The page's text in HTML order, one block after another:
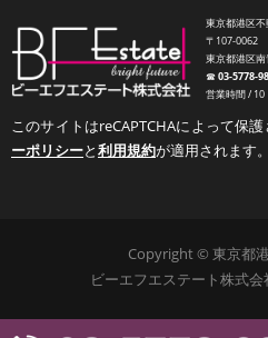
東京都港区
〒107-0062
東京都港区
☎︎03-5778-
営業時間 /
このサイトはreCAPTCHAによって保
ーポリシーと利用規約が適用されます。
Copyright © 東京都
ビーエフエステート株式